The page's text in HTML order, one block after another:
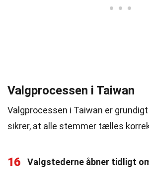
Valgprocessen i Taiwan
Valgprocessen i Taiwan er
sikrer, at alle stemmer tælles
16
Valgstederne åbner tidligt